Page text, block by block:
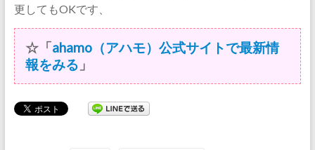
更してもOKです、
☆「ahamo（アハモ）公式サイトで最新情
報をみる 」